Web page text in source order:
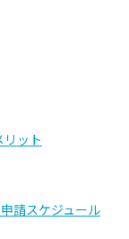
ット
請スケジュール